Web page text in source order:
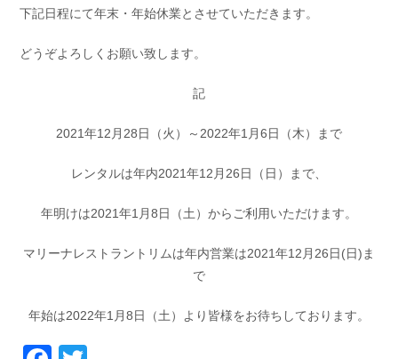
店舗情報 公式ブログ
お問い合わせ
Recruit Link
下記日程にて年末・年始休業とさせていただきます。
どうぞよろしくお願い致します。
記
2021年12月28日（火）～2022年1月6日（木）まで
レンタルは年内2021年12月26日（日）まで、
年明けは2021年1月8日（土）からご利用いただけます。
マリーナレストラントリムは年内営業は2021年12月26日(日)ま
で
年始は2022年1月8日（土）より皆様をお待ちしております。